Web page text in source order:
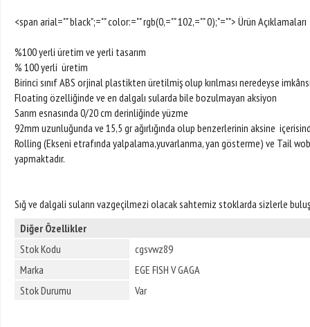
<span arial="" black";="" color:="" rgb(0,="" 102,="" 0);"=""> Ürün Açıklamaları
%100 yerli üretim ve yerli tasarım
% 100 yerli üretim
Birinci sınıf ABS orjinal plastikten üretilmiş olup kırılması neredeyse
Floating özelliğinde ve en dalgalı sularda bile bozulmayan aksiyon
Sarım esnasında 0/20 cm derinliğinde yüzme
92mm uzunluğunda ve 15,5 gr ağırlığında olup benzerlerinin aksine
Rolling (Ekseni etrafında yalpalama,yuvarlanma, yan gösterme) ve Tail
yapmaktadır.
Sığ ve dalgali suların vazgeçilmezi olacak sahtemiz stoklarda sizlerle
Diğer Özellikler
Stok Kodu
cgsvwz89
Marka
EGE FISH V GAGA
Stok Durumu
Var